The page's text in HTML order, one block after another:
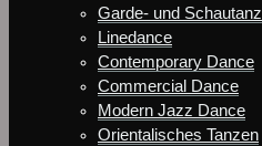
Garde- und Schautanz
Linedance
Contemporary Dance
Commercial Dance
Modern Jazz Dance
Orientalisches Tanzen